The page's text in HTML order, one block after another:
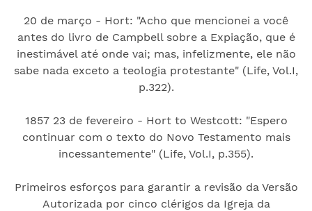
20 de março - Hort: "Acho que mencionei a você
antes do livro de Campbell sobre a Expiação, que é
inestimável até onde vai; mas, infelizmente, ele não
sabe nada exceto a teologia protestante" (Life, Vol.I,
p.322).
1857 23 de fevereiro - Hort to Westcott: "Espero
continuar com o texto do Novo Testamento mais
incessantemente" (Life, Vol.I, p.355).
Primeiros esforços para garantir a revisão da Versão
Autorizada por cinco clérigos da Igreja da